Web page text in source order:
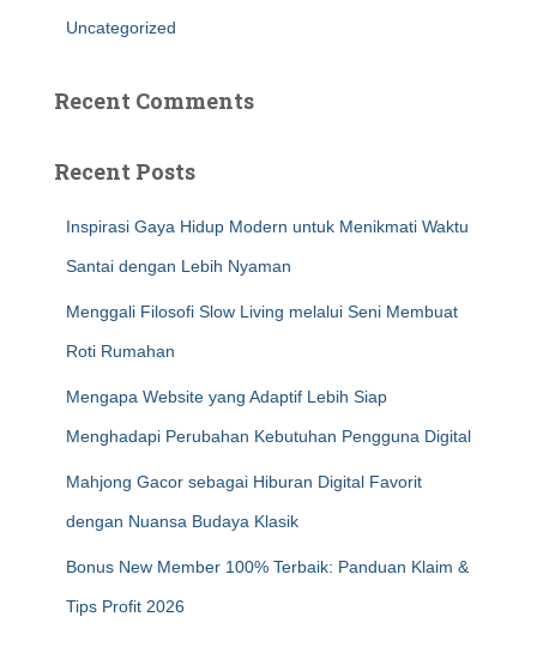
Uncategorized
Recent Comments
Recent Posts
Inspirasi Gaya Hidup Modern untuk Menikmati Waktu
Santai dengan Lebih Nyaman
Menggali Filosofi Slow Living melalui Seni Membuat
Roti Rumahan
Mengapa Website yang Adaptif Lebih Siap
Menghadapi Perubahan Kebutuhan Pengguna Digital
Mahjong Gacor sebagai Hiburan Digital Favorit
dengan Nuansa Budaya Klasik
Bonus New Member 100% Terbaik: Panduan Klaim &
Tips Profit 2026